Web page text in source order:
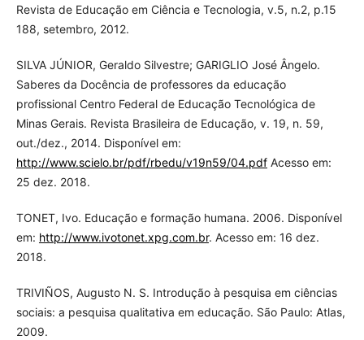
Revista de Educação em Ciência e Tecnologia, v.5, n.2, p.15
188, setembro, 2012.
SILVA JÚNIOR, Geraldo Silvestre; GARIGLIO José Ângelo.
Saberes da Docência de professores da educação
profissional Centro Federal de Educação Tecnológica de
Minas Gerais. Revista Brasileira de Educação, v. 19, n. 59,
out./dez., 2014. Disponível em:
http://www.scielo.br/pdf/rbedu/v19n59/04.pdfAcesso em:
25 dez. 2018.
TONET, Ivo. Educação e formação humana. 2006. Disponível
em: http://www.ivotonet.xpg.com.br. Acesso em: 16 dez.
2018.
TRIVIÑOS, Augusto N. S. Introdução à pesquisa em ciências
sociais: a pesquisa qualitativa em educação. São Paulo: Atlas,
2009.